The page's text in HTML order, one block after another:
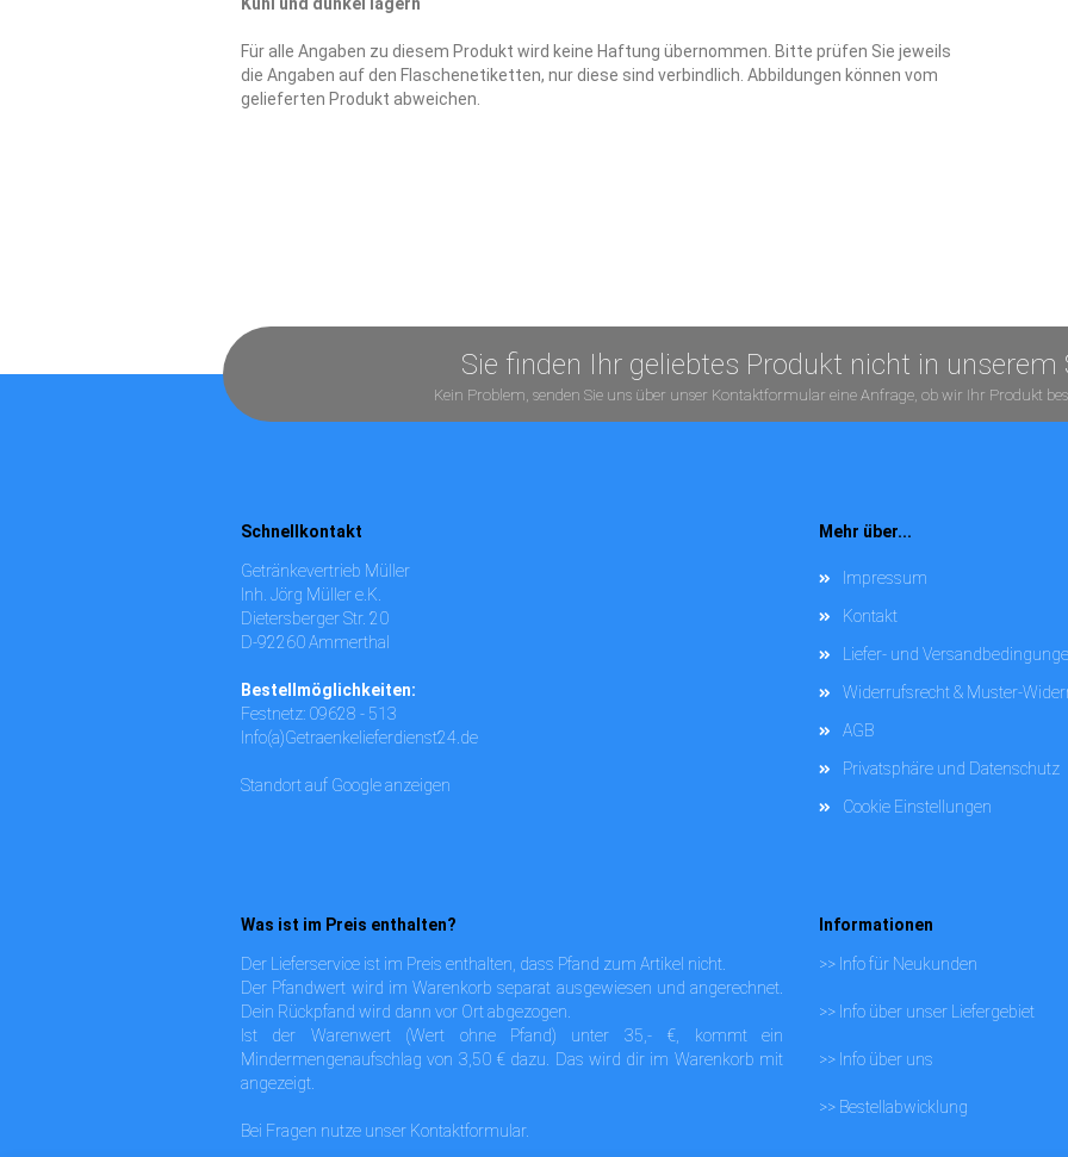
Für alle Angaben zu diesem Produkt wird keine Haftung übernommen. Bitte prüfen Sie jeweils
die Angaben auf den Flaschenetiketten, nur diese sind verbindlich. Abbildungen können vom
gelieferten Produkt abweichen.
Sie finden Ihr geliebtes Produkt nicht in unserem
Kein Problem, senden Sie uns über unser Kontaktformular eine Anfrage, ob wir Ihr Produkt
Schnellkontakt
Getränkevertrieb Müller
Inh. Jörg Müller e.K.
Dietersberger Str. 20
D-92260 Ammerthal
Bestellmöglichkeiten:
Festnetz: 09628 - 513
Info(a)Getraenkelieferdienst24.de
Standort auf Google anzeigen
Mehr über...
Impressum
Kontakt
Liefer- und
Widerrufsrecht & Muster-
AGB
Privatsphäre und Datenschutz
Cookie Einstellungen
Was ist im Preis enthalten?
Der Lieferservice ist im Preis enthalten, dass Pfand zum Artikel nicht.
Der Pfandwert wird im Warenkorb separat ausgewiesen und angerechnet.
Dein Rückpfand wird dann vor Ort abgezogen.
Ist der Warenwert (Wert ohne Pfand) unter 35,- €, kommt ein
Mindermengenaufschlag von 3,50 € dazu. Das wird dir im Warenkorb mit
angezeigt.
Bei Fragen nutze unser Kontaktformular.
Informationen
>> Info für Neukunden
>> Info über unser Liefergebiet
>> Info über uns
>> Bestellabwicklung